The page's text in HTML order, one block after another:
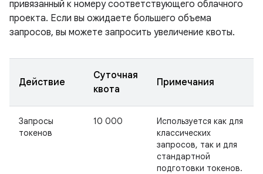
привязанный к номеру соответствующего облачного
проекта. Если вы ожидаете большего объема
запросов, вы можете запросить увеличение квоты.
Действие
Суточная
квота
Примечания
Запросы
токенов
10 000
Используется как для
классических
запросов, так и для
стандартной
подготовки токенов.